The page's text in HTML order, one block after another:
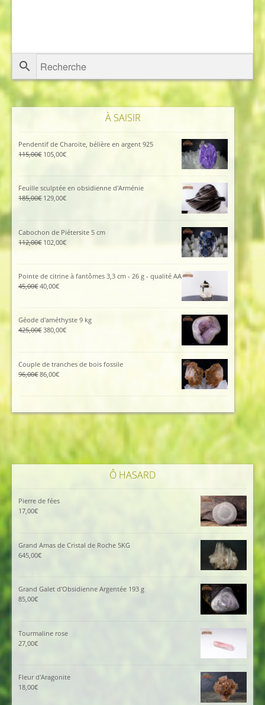
À SAISIR
Pendentif de Charoïte, bélière en argent 925
115,00€ Le
115,00€.
105,00€Le
105,00€.
Feuille sculptée en obsidienne d'Arménie
185,00€ Le
185,00€.
129,00€Le
est :
129,00€.
Cabochon de Piétersite 5 cm
112,00€ Le
112,00€.
102,00€Le
est :
102,00€.
Pointe de citrine à fantômes 3,3 cm - 26 g - qualité AA
45,00€Le
était :
45,00€.
40,00€Le
est :
40,00€.
Géode d'améthyste 9 kg
425,00€ Le
425,00€.
380,00€Le
380,00€.
Couple de tranches de bois fossile
96,00€Le
96,00€.
86,00€Le
86,00€.
Ô HASARD
Pierre de fées
17,00€
Grand Amas de Cristal de Roche 5KG
645,00€
Grand Galet d'Obsidienne Argentée 193 g
85,00€
Tourmaline rose
27,00€
Fleur d'Aragonite
18,00€